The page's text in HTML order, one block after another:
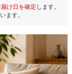
け日を確定 します。
ます。